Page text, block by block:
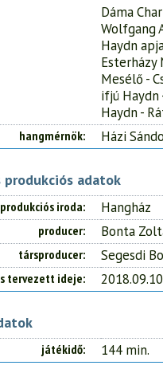
Dáma
Wolfgang
Haydn
Esterházy
Mesélő -
ifjú Haydn
Haydn -
hangmérnök Házi
adatok
produkciós iroda Hangház
producer Bonta
társproducer Segesdi
tervezett ideje
játékidő 144 min.